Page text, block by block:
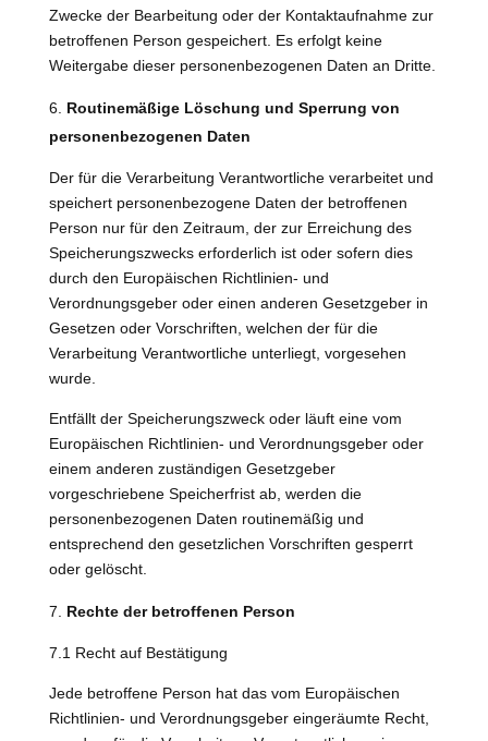
Zwecke der Bearbeitung oder der Kontaktaufnahme zur
betroffenen Person gespeichert. Es erfolgt keine
Weitergabe dieser personenbezogenen Daten an Dritte.
Routinemäßige Löschung und Sperrung von
personenbezogenen Daten
Der für die Verarbeitung Verantwortliche verarbeitet und
speichert personenbezogene Daten der betroffenen
Person nur für den Zeitraum, der zur Erreichung des
Speicherungszwecks erforderlich ist oder sofern dies
durch den Europäischen Richtlinien- und
Verordnungsgeber oder einen anderen Gesetzgeber in
Gesetzen oder Vorschriften, welchen der für die
Verarbeitung Verantwortliche unterliegt, vorgesehen
wurde.
Entfällt der Speicherungszweck oder läuft eine vom
Europäischen Richtlinien- und Verordnungsgeber oder
einem anderen zuständigen Gesetzgeber
vorgeschriebene Speicherfrist ab, werden die
personenbezogenen Daten routinemäßig und
entsprechend den gesetzlichen Vorschriften gesperrt
oder gelöscht.
Rechte der betroffenen Person
7.1 Recht auf Bestätigung
Jede betroffene Person hat das vom Europäischen
Richtlinien- und Verordnungsgeber eingeräumte Recht,